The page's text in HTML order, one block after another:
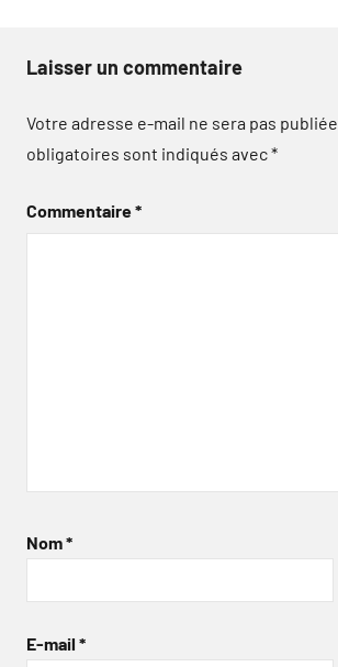
Laisser un commentaire
Votre adresse e-mail ne sera pas publiée.
obligatoires sont indiqués avec*
Commentaire*
Nom*
E-mail *